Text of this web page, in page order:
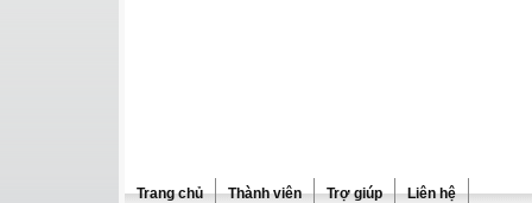
Trang chủ Thành viên Trợ giúp Liên hệ